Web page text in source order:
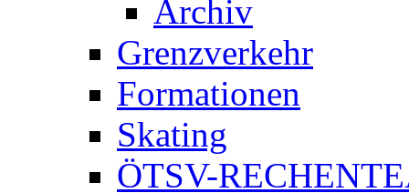
Archiv
Grenzverkehr
Formationen
Skating
ÖTSV-